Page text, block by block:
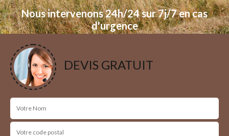
Nous intervenons 24h/24 sur 7j/7 en cas
d'urgence
DEVIS GRATUIT